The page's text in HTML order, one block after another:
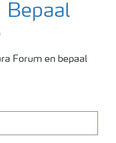
Bepaal
Forum en bepaal